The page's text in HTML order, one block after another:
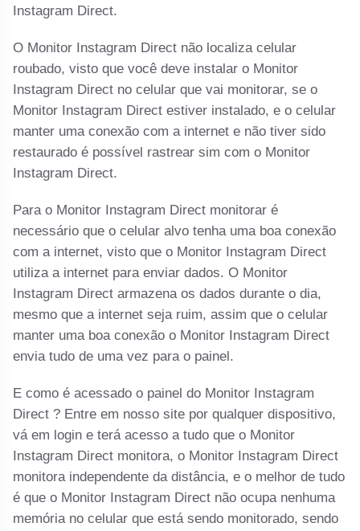
Instagram Direct.
O Monitor Instagram Direct não localiza celular
roubado, visto que você deve instalar o Monitor
Instagram Direct no celular que vai monitorar, se o
Monitor Instagram Direct estiver instalado, e o celular
manter uma conexão com a internet e não tiver sido
restaurado é possível rastrear sim com o Monitor
Instagram Direct.
Para o Monitor Instagram Direct monitorar é
necessário que o celular alvo tenha uma boa conexão
com a internet, visto que o Monitor Instagram Direct
utiliza a internet para enviar dados. O Monitor
Instagram Direct armazena os dados durante o dia,
mesmo que a internet seja ruim, assim que o celular
manter uma boa conexão o Monitor Instagram Direct
envia tudo de uma vez para o painel.
E como é acessado o painel do Monitor Instagram
Direct ? Entre em nosso site por qualquer dispositivo,
vá em login e terá acesso a tudo que o Monitor
Instagram Direct monitora, o Monitor Instagram Direct
monitora independente da distância, e o melhor de tudo
é que o Monitor Instagram Direct não ocupa nenhuma
memória no celular que está sendo monitorado, sendo